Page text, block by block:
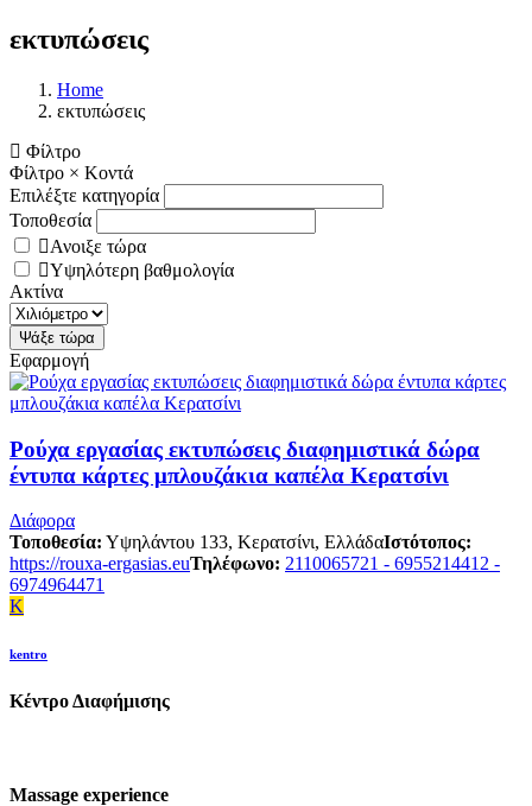
εκτυπώσεις
Home
εκτυπώσεις
Φίλτρο
Φίλτρο × Κοντά
Επιλέξτε κατηγορία
Τοποθεσία
Ανοιξε τώρα
Υψηλότερη βαθμολογία
Ακτίνα
Εφαρμογή
Ρούχα εργασίας εκτυπώσεις διαφημιστικά δώρα
έντυπα κάρτες μπλουζάκια καπέλα Κερατσίνι
Διάφορα
Τοποθεσία: Υψηλάντου 133, Κερατσίνι, ΕλλάδαΙστότοπος:
https://rouxa-ergasias.euΤηλέφωνο: 2110065721 - 6955214412 -
6974964471
K
kentro
Κέντρο Διαφήμισης
Massage experience